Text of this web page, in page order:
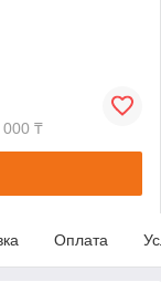
₸
Оплата